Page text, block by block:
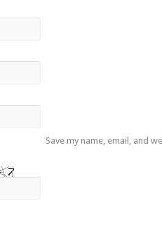
Save my name, email, and